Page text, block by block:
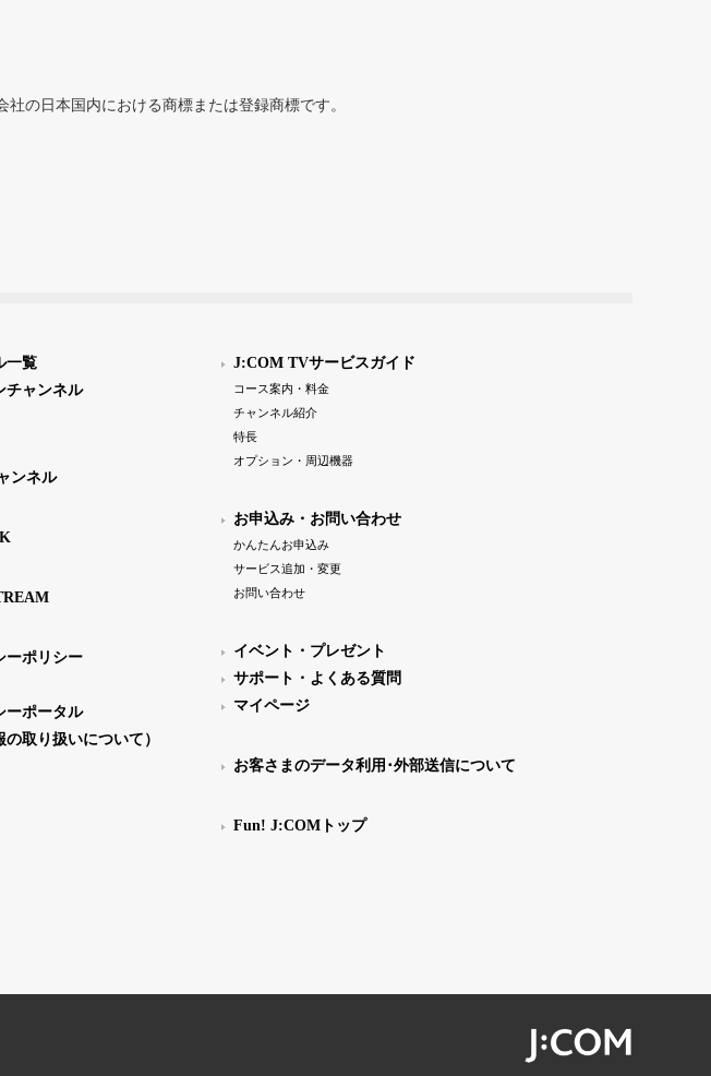
の日本国内における商標または登録商標です。
一覧
チャンネル
ンネル
ーポリシー
ーポータル
の取り扱いについて）
J:COM TVサービスガイド
コース案内・料金
チャンネル紹介
特長
オプション・周辺機器
お申込み・お問い合わせ
かんたんお申込み
サービス追加・変更
お問い合わせ
イベント・プレゼント
サポート・よくある質問
マイページ
お客さまのデータ利用･外部送信について
Fun! J:COMトップ